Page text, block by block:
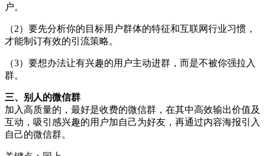
户。
（2）要先分析你的目标用户群体的特征和互联网行业习惯，
才能制订有效的引流策略。
（3）要想办法让有兴趣的用户主动进群，而是不被你强拉入
群。
三、别人的微信群
加入高质量的，最好是收费的微信群，在其中高效输出价值及
互动，吸引感兴趣的用户加自己为好友，再通过内容海报引入
自己的微信群。